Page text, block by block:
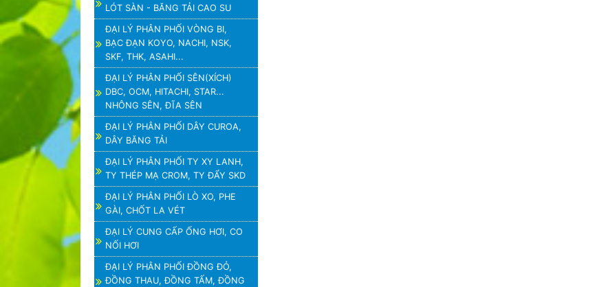
TIN
TỨC
LÓT SÀN - BĂNG TẢI CAO SU
ĐẠI LÝ PHÂN PHỐI VÒNG BI,
BẠC ĐẠN KOYO, NACHI, NSK,
SKF, THK, ASAHI...
ĐẠI LÝ PHÂN PHỐI SÊN(XÍCH)
DBC, OCM, HITACHI, STAR...
NHÔNG SÊN, ĐĨA SÊN
ĐẠI LÝ PHÂN PHỐI DÂY CUROA,
DÂY BĂNG TẢI
ĐẠI LÝ PHÂN PHỐI TY XY LANH,
TY THÉP MẠ CROM, TY ĐẨY SKD
ĐẠI LÝ PHÂN PHỐI LÒ XO, PHE
GÀI, CHỐT LA VÉT
ĐẠI LÝ CUNG CẤP ỐNG HƠI, CO
NỐI HƠI
ĐẠI LÝ PHÂN PHỐI ĐỒNG ĐỎ,
ĐỒNG THAU, ĐỒNG TẤM, ĐỒNG